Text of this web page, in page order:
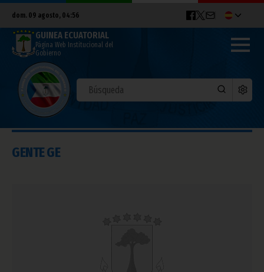
dom. 09 agosto, 04:56
GUINEA ECUATORIAL
Página Web Institucional del
Gobierno
GENTE GE